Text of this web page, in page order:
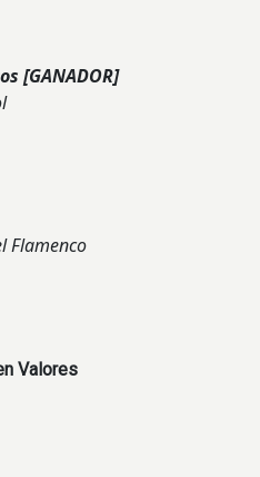
[GANADOR]
Flamenco
Valores